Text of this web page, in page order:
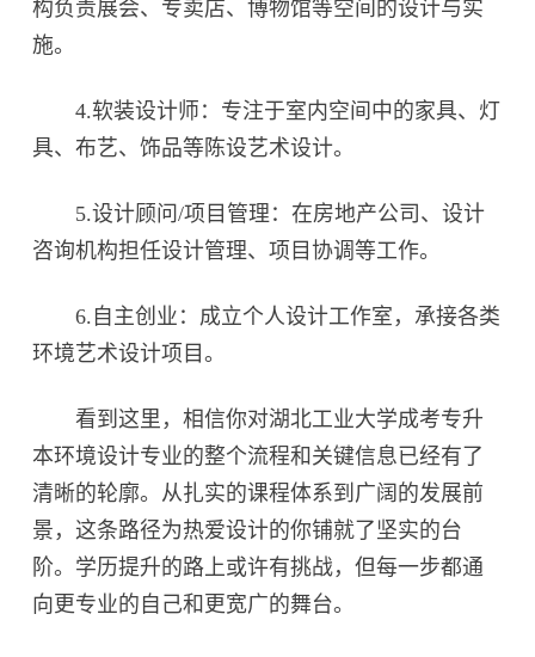
构负责展会、专卖店、博物馆等空间的设计与实
施。
4.软装设计师：专注于室内空间中的家具、灯
具、布艺、饰品等陈设艺术设计。
5.设计顾问/项目管理：在房地产公司、设计
咨询机构担任设计管理、项目协调等工作。
6.自主创业：成立个人设计工作室，承接各类
环境艺术设计项目。
看到这里，相信你对湖北工业大学成考专升
本环境设计专业的整个流程和关键信息已经有了
清晰的轮廓。从扎实的课程体系到广阔的发展前
景，这条路径为热爱设计的你铺就了坚实的台
阶。学历提升的路上或许有挑战，但每一步都通
向更专业的自己和更宽广的舞台。